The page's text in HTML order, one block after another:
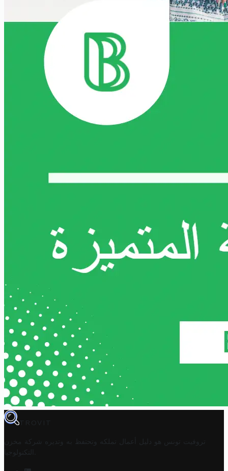
TROVIT
تروفيت تونس هو دليل أعمال تملكه وتحتفظ به وتديره
شركة مخزن
التكنولوجيا